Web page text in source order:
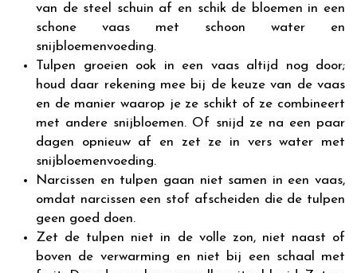
van de steel schuin af en schik de bloemen in een
schone vaas met schoon water en
snijbloemenvoeding.
Tulpen groeien ook in een vaas altijd nog door;
houd daar rekening mee bij de keuze van de vaas
en de manier waarop je ze schikt of ze combineert
met andere snijbloemen. Of snijd ze na een paar
dagen opnieuw af en zet ze in vers water met
snijbloemenvoeding.
Narcissen en tulpen gaan niet samen in een vaas,
omdat narcissen een stof afscheiden die de tulpen
geen goed doen.
Zet de tulpen niet in de volle zon, niet naast of
boven de verwarming en niet bij een schaal met